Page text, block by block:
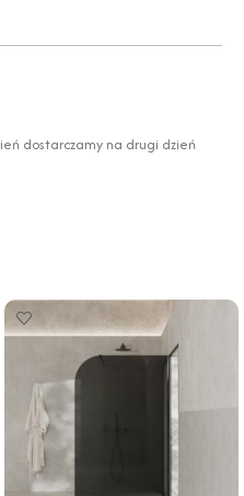
dostarczamy na drugi dzień